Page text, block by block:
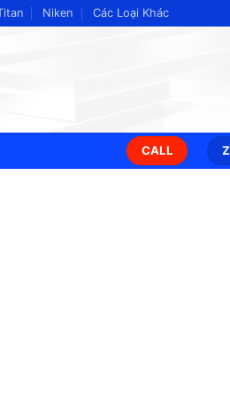
Niken Các Loại Khác
CALL